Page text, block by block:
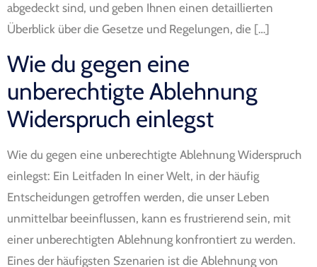
abgedeckt sind, und geben Ihnen einen detaillierten
Überblick über die Gesetze und Regelungen, die […]
Wie du gegen eine
unberechtigte Ablehnung
Widerspruch einlegst
Wie du gegen eine unberechtigte Ablehnung Widerspruch
einlegst: Ein Leitfaden In einer Welt, in der häufig
Entscheidungen getroffen werden, die unser Leben
unmittelbar beeinflussen, kann es frustrierend sein, mit
einer unberechtigten Ablehnung konfrontiert zu werden.
Eines der häufigsten Szenarien ist die Ablehnung von